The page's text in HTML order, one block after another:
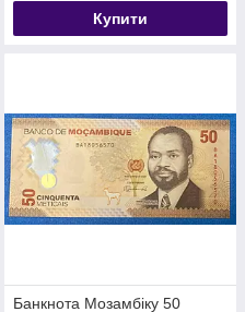
Купити
Банкнота Мозамбіку 50